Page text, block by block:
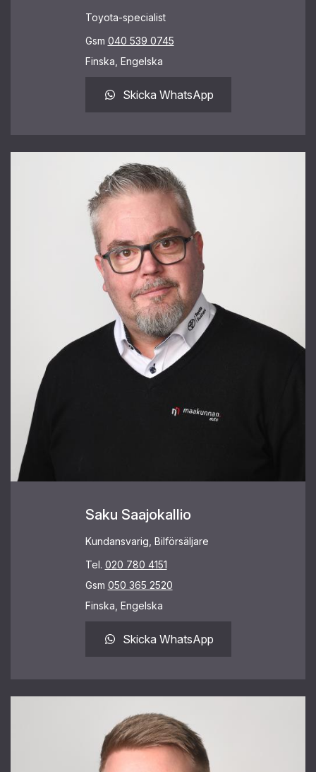
Toyota-specialist
Gsm 040 539 0745
Finska, Engelska
Skicka WhatsApp
Saku Saajokallio
Kundansvarig, Bilförsäljare
Tel. 020 780 4151
Gsm 050 365 2520
Finska, Engelska
Skicka WhatsApp